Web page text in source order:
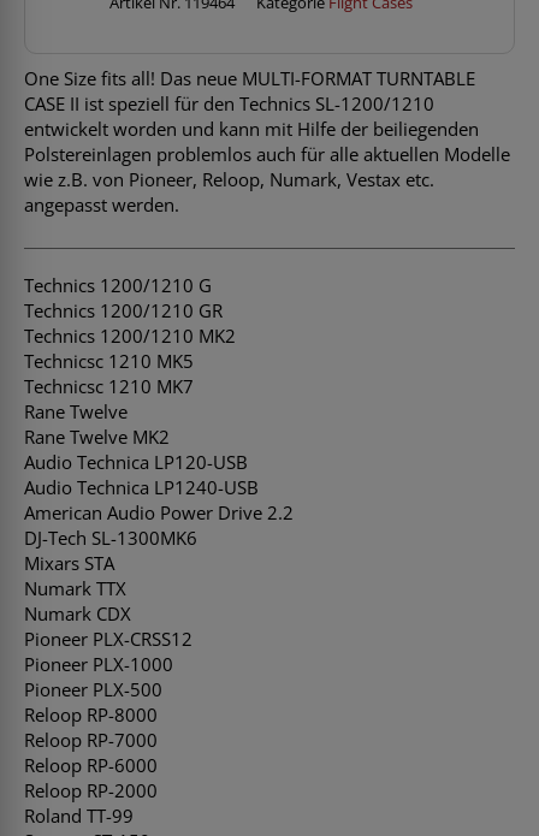
One Size fits all! Das neue MULTI-FORMAT TURNTABLE
CASE II ist speziell für den Technics SL-1200/1210
entwickelt worden und kann mit Hilfe der beiliegenden
Polstereinlagen problemlos auch für alle aktuellen Modelle
wie z.B. von Pioneer, Reloop, Numark, Vestax etc.
angepasst werden.
Technics 1200/1210 G
Technics 1200/1210 GR
Technics 1200/1210 MK2
Technicsc 1210 MK5
Technicsc 1210 MK7
Rane Twelve
Rane Twelve MK2
Audio Technica LP120-USB
Audio Technica LP1240-USB
American Audio Power Drive 2.2
DJ-Tech SL-1300MK6
Mixars STA
Numark TTX
Numark CDX
Pioneer PLX-CRSS12
Pioneer PLX-1000
Pioneer PLX-500
Reloop RP-8000
Reloop RP-7000
Reloop RP-6000
Reloop RP-2000
Roland TT-99